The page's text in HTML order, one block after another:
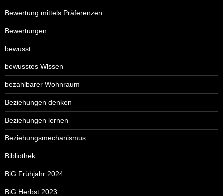
Bewertung mittels Präferenzen
Bewertungen
bewusst
bewusstes Wissen
bezahlbarer Wohnraum
Beziehungen denken
Beziehungen lernen
Beziehungsmechanismus
Bibliothek
BiG Frühjahr 2024
BiG Herbst 2023